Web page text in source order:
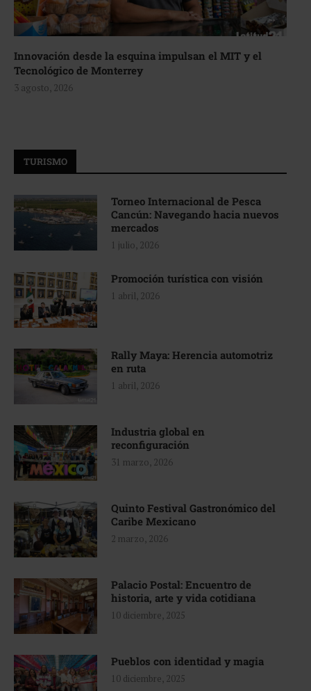
Innovación desde la esquina impulsan el MIT y el
Tecnológico de Monterrey
3 agosto, 2026
TURISMO
Torneo Internacional de Pesca
Cancún: Navegando hacia nuevos
mercados
1 julio, 2026
Promoción turística con visión
1 abril, 2026
Rally Maya: Herencia automotriz
en ruta
1 abril, 2026
Industria global en
reconfiguración
31 marzo, 2026
Quinto Festival Gastronómico del
Caribe Mexicano
2 marzo, 2026
Palacio Postal: Encuentro de
historia, arte y vida cotidiana
10 diciembre, 2025
Pueblos con identidad y magia
10 diciembre, 2025